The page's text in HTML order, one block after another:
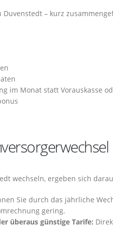
– kurz
im Monat statt Vorauskasse
wechseln, ergeben sich
Sie durch das jährliche
gering.
überaus günstige Tarife: